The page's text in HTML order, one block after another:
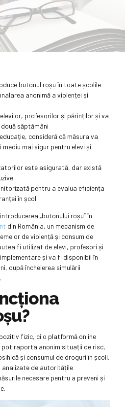
butonul roșu în toate școlile
anonimă a violenței și
profesorilor și părinților și va
săptămâni
consideră că măsura va
mai sigur pentru elevi și
este asigurată, dar există
pentru a evalua eficiența
în școli
„butonului roșu” în
din România, un mecanism de
de violență și consum de
fi utilizat de elevi, profesori și
și va fi disponibil în
după încheierea simulării
fizic, ci o platformă online
raporta anonim situații de risc,
și consumul de droguri în școli.
de autoritățile
necesare pentru a preveni și